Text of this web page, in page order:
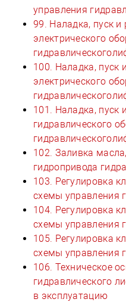
управления
99. Наладка, пуск и
электрического
100. Наладка, пуск
электрического
101. Наладка, пуск
гидравлического
102. Заливка
гидропривода
103. Регулировка
схемы управления
104. Регулировка
схемы управления
105. Регулировка
схемы управления
106. Техническое
гидравлического
в эксплуатацию